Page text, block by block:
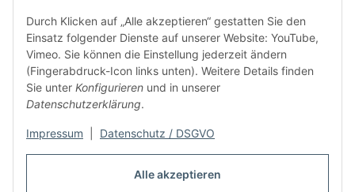
Alle akzeptieren
Durch Klicken auf „Alle akzeptieren“ gestatten Sie den
Einsatz folgender Dienste auf unserer Website: YouTube,
Vimeo. Sie können die Einstellung jederzeit ändern
(Fingerabdruck-Icon links unten). Weitere Details finden
Sie unter Konfigurieren und in unserer
Datenschutzerklärung.
Impressum Datenschutz / DSGVO